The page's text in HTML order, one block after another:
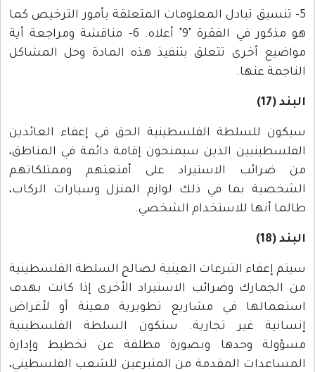
5- تنسيق تبادل المعلومات المتعلقة بأمور الترخيص كما
هو مذكور في الفقرة "9" أعلاه. 6- مناقشة ومراجعة أية
مواضيع أخرى تتعلق بتنفيذ هذه المادة وحل المشاكل
الناجمة عنها.
البند (17)
سيكون للسلطة الفلسطينية الحق في إعفاء العائدين
الفلسطينيين الذين سيمنحون إقامة دائمة في المناطق،
من ضرائب الاستيراد على أمتعتهم وممتلكاتهم
الشخصية بما في ذلك لوازم المنزل وسيارات الركاب،
طالما أنها للاستخدام الشخصي.
البند (18)
سيتم إعفاء التبرعات العينية لصالح السلطة الفلسطينية
من الجمارك وضرائب الاستيراد الأخرى إذا كانت بهدف
استعمالها في مشاريع تطويرية معينة أو لأغراض
إنسانية غير تجارية. ستكون السلطة الفلسطينية
مسؤولة وحدها وبصورة مطلقة عن تخطيط وإدارة
المساعدات المقدمة من المتبرعين للشعب الفلسطيني،